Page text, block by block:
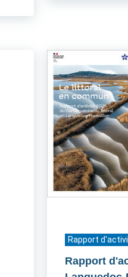
Rapport
Rapport